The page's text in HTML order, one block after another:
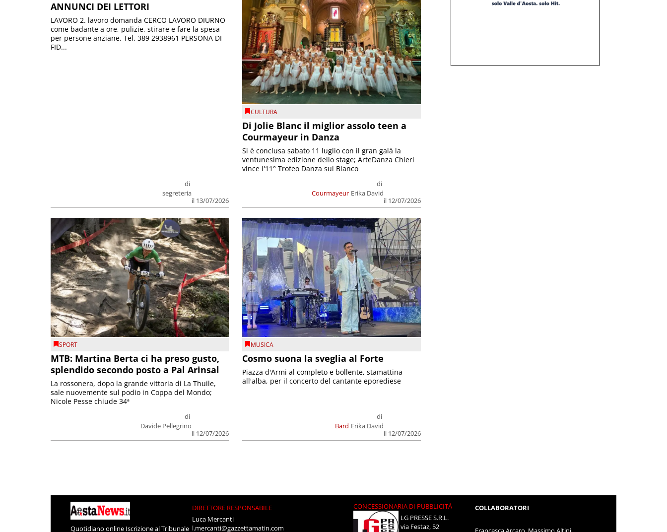
ANNUNCI DEI LETTORI
di
segreteria
il 13/07/2026
LAVORO 2. lavoro domanda CERCO LAVORO DIURNO
come badante a ore, pulizie, stirare e fare la spesa
per persone anziane. Tel. 389 2938961 PERSONA DI
FID...
CULTURA
Di Jolie Blanc il miglior assolo teen a
Courmayeur in Danza
Courmayeur
di
Erika David
il 12/07/2026
Si è conclusa sabato 11 luglio con il gran galà la
ventunesima edizione dello stage; ArteDanza Chieri
vince l'11° Trofeo Danza sul Bianco
SPORT
MTB: Martina Berta ci ha preso gusto,
splendido secondo posto a Pal Arinsal
di
Davide Pellegrino
il 12/07/2026
La rossonera, dopo la grande vittoria di La Thuile,
sale nuovemente sul podio in Coppa del Mondo;
Nicole Pesse chiude 34ª
MUSICA
Cosmo suona la sveglia al Forte
Bard
di
Erika David
il 12/07/2026
Piazza d'Armi al completo e bollente, stamattina
all'alba, per il concerto del cantante eporediese
Quotidiano online Iscrizione al Tribunale
DIRETTORE RESPONSABILE
Luca Mercanti
l.mercanti@gazzettamatin.com
CONCESSIONARIA DI PUBBLICITÀ
LG PRESSE S.R.L.
via Festaz, 52
COLLABORATORI